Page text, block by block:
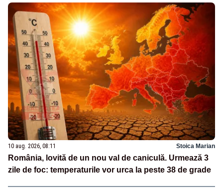
10 aug. 2026, 08:11 Stoica Marian
România, lovită de un nou val de caniculă. Urmează 3
zile de foc: temperaturile vor urca la peste 38 de grade